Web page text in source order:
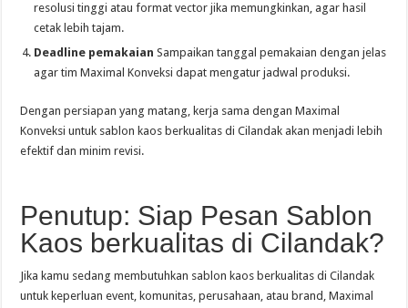
resolusi tinggi atau format vector jika memungkinkan, agar hasil
cetak lebih tajam.
Deadline pemakaian Sampaikan tanggal pemakaian dengan jelas
agar tim Maximal Konveksi dapat mengatur jadwal produksi.
Dengan persiapan yang matang, kerja sama dengan Maximal
Konveksi untuk sablon kaos berkualitas di Cilandak akan menjadi lebih
efektif dan minim revisi.
Penutup: Siap Pesan Sablon
Kaos berkualitas di Cilandak?
Jika kamu sedang membutuhkan sablon kaos berkualitas di Cilandak
untuk keperluan event, komunitas, perusahaan, atau brand, Maximal